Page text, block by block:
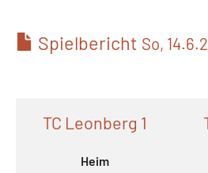
Spielbericht So,
TC Leonberg 1
Heim